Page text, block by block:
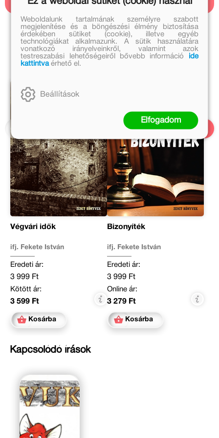
Kapcsolódó kiadványok
A sorozat további részei
Végvári idők
ifj. Fekete István
Eredeti ár:
3 999 Ft
Kötött ár:
3 599 Ft
Kosárba
Bizonyíték
ifj. Fekete István
Eredeti ár:
3 999 Ft
Online ár:
3 279 Ft
Kosárba
Kapcsolódó írások
Weboldalunk tartalmának személyre szabott
megjelenítése és a böngészési élmény biztosítása
érdekében sütiket (cookie), illetve egyéb
technológiákat alkalmazunk. A sütik használatára
vonatkozó irányelveinkről, valamint azok
testreszabási lehetőségeiről bővebb információ
ide
kattintvaérhető el.
Beállítások
Elfogadom